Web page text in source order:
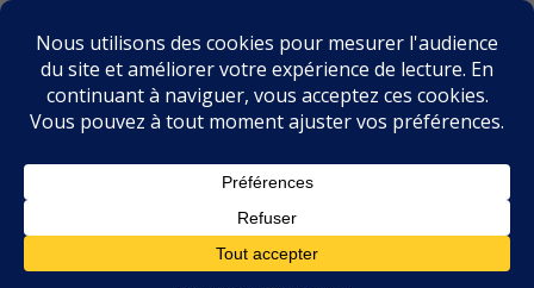
BIBLIOPHILIE.COM
LE BLOG DU BIBLIOPHILE, DES BIBLIOPHILES, DE LA